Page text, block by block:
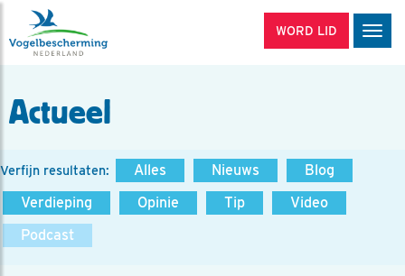
WORD LID
Actueel
Verfijn resultaten: Alles Nieuws
Blog
Verdieping
Opinie Tip
Video
Podcast